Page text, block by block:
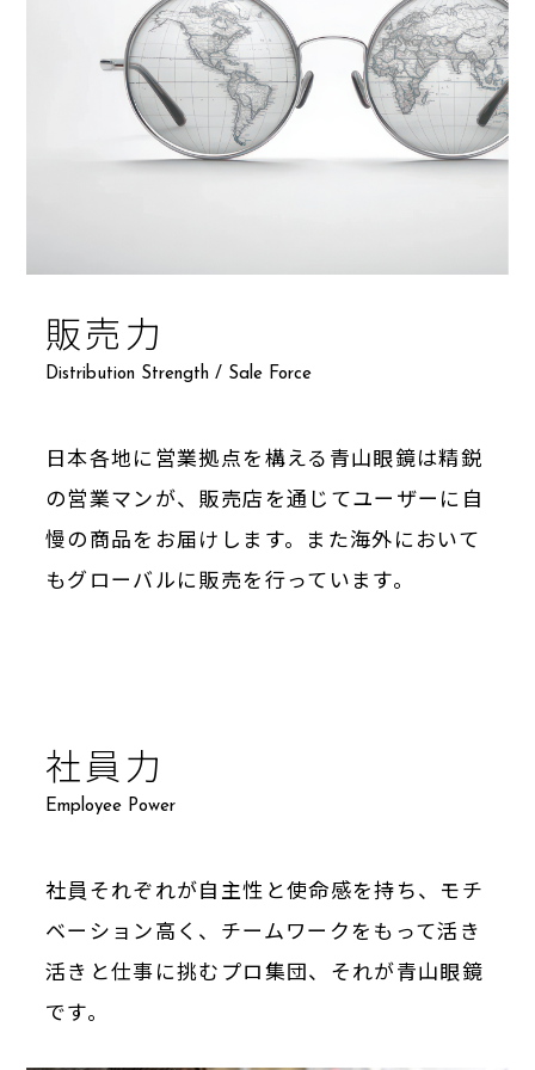
販売力
Distribution Strength / Sale Force
日本各地に営業拠点を構える青山眼鏡は精鋭
の営業マンが、販売店を通じてユーザーに自
慢の商品をお届けします。また海外において
もグローバルに販売を行っています。
社員力
Employee Power
社員それぞれが自主性と使命感を持ち、モチ
ベーション高く、チームワークをもって活き
活きと仕事に挑むプロ集団、それが青山眼鏡
です。